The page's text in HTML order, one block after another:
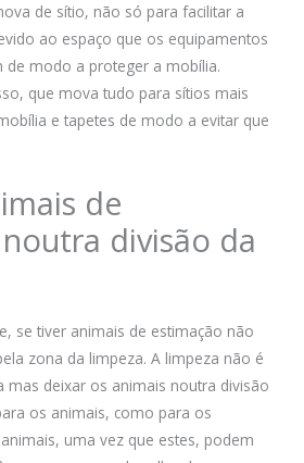
de sítio, não só para facilitar a
ao espaço que os equipamentos
de modo a proteger a mobília.
que mova tudo para sítios mais
e tapetes de modo a evitar que
de
divisão da
se tiver animais de estimação não
zona da limpeza. A limpeza não é
mas deixar os animais noutra divisão
os animais, como para os
uma vez que estes, podem